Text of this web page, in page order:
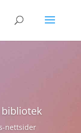
nettsider